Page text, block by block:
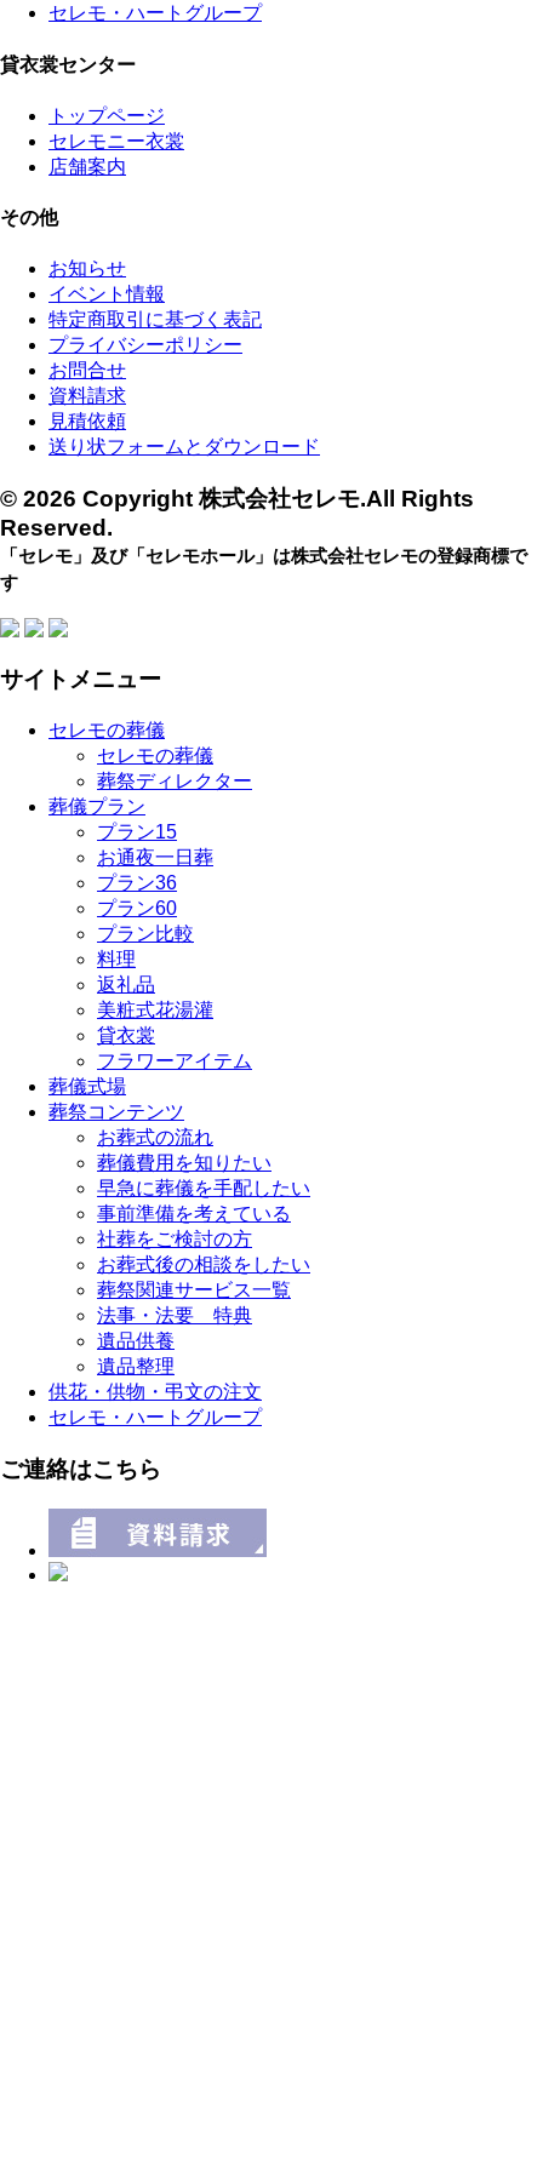
セレモ・ハートグループ
貸衣裳センター
トップページ
セレモニー衣裳
店舗案内
その他
お知らせ
イベント情報
特定商取引に基づく表記
プライバシーポリシー
お問合せ
資料請求
見積依頼
送り状フォームとダウンロード
© 2026 Copyright 株式会社セレモ.All Rights
Reserved.
「セレモ」及び「セレモホール」は株式会社セレモの登録商標で
す
サイトメニュー
セレモの葬儀
セレモの葬儀
葬祭ディレクター
葬儀プラン
プラン15
お通夜一日葬
プラン36
プラン60
プラン比較
料理
返礼品
美粧式花湯灌
貸衣裳
フラワーアイテム
葬儀式場
葬祭コンテンツ
お葬式の流れ
葬儀費用を知りたい
早急に葬儀を手配したい
事前準備を考えている
社葬をご検討の方
お葬式後の相談をしたい
葬祭関連サービス一覧
法事・法要 特典
遺品供養
遺品整理
供花・供物・弔文の注文
セレモ・ハートグループ
ご連絡はこちら